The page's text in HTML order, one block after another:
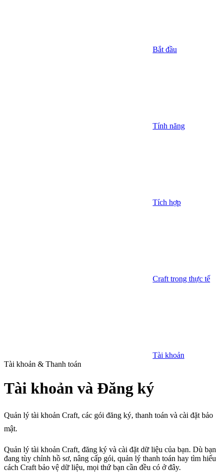
Bắt đầu
Tính năng
Tích hợp
Craft trong thực tế
Tài khoản
Tài khoản & Thanh toán
Tài khoản và Đăng ký
Quản lý tài khoản Craft, các gói đăng ký, thanh toán và cài đặt bảo
mật.
Quản lý tài khoản Craft, đăng ký và cài đặt dữ liệu của bạn. Dù bạn
đang tùy chỉnh hồ sơ, nâng cấp gói, quản lý thanh toán hay tìm hiểu
cách Craft bảo vệ dữ liệu, mọi thứ bạn cần đều có ở đây.